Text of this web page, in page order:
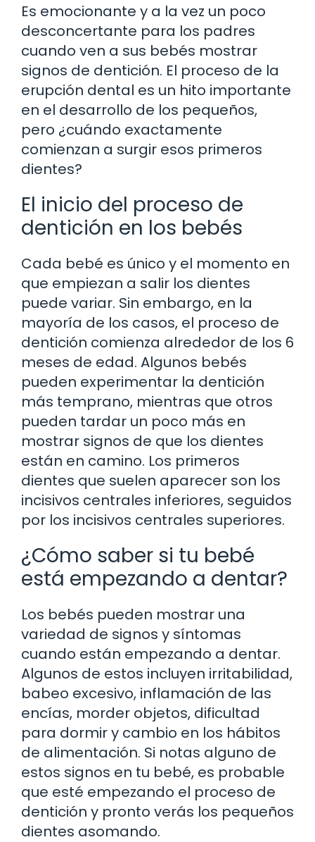
Es emocionante y a la vez un poco
desconcertante para los padres
cuando ven a sus bebés mostrar
signos de dentición. El proceso de la
erupción dental es un hito importante
en el desarrollo de los pequeños,
pero ¿cuándo exactamente
comienzan a surgir esos primeros
dientes?
El inicio del proceso de
dentición en los bebés
Cada bebé es único y el momento en
que empiezan a salir los dientes
puede variar. Sin embargo, en la
mayoría de los casos, el proceso de
dentición comienza alrededor de los 6
meses de edad. Algunos bebés
pueden experimentar la dentición
más temprano, mientras que otros
pueden tardar un poco más en
mostrar signos de que los dientes
están en camino. Los primeros
dientes que suelen aparecer son los
incisivos centrales inferiores, seguidos
por los incisivos centrales superiores.
¿Cómo saber si tu bebé
está empezando a dentar?
Los bebés pueden mostrar una
variedad de signos y síntomas
cuando están empezando a dentar.
Algunos de estos incluyen irritabilidad,
babeo excesivo, inflamación de las
encías, morder objetos, dificultad
para dormir y cambio en los hábitos
de alimentación. Si notas alguno de
estos signos en tu bebé, es probable
que esté empezando el proceso de
dentición y pronto verás los pequeños
dientes asomando.